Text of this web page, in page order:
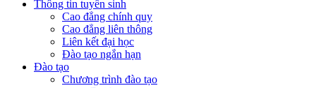
Thông tin tuyển sinh
Cao đẳng chính quy
Cao đẳng liên thông
Liên kết đại học
Đào tạo ngắn hạn
Đào tạo
Chương trình đào tạo